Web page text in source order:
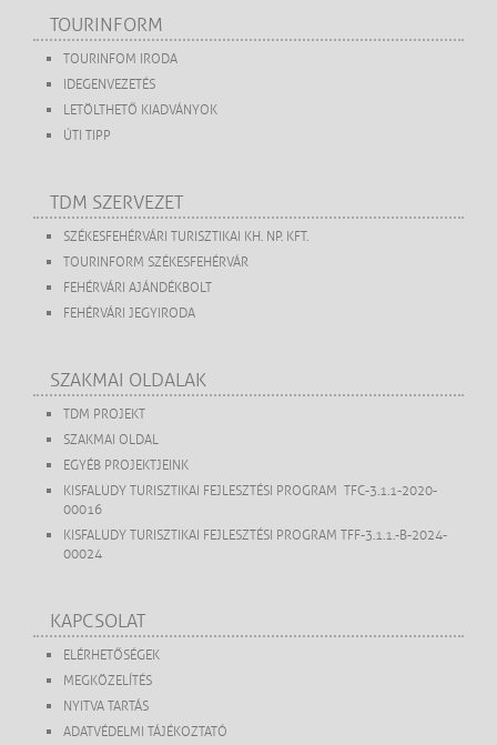
TOURINFORM
TOURINFOM IRODA
IDEGENVEZETÉS
LETÖLTHETŐ KIADVÁNYOK
ÚTI TIPP
TDM SZERVEZET
SZÉKESFEHÉRVÁRI TURISZTIKAI KH. NP. KFT.
TOURINFORM SZÉKESFEHÉRVÁR
FEHÉRVÁRI AJÁNDÉKBOLT
FEHÉRVÁRI JEGYIRODA
SZAKMAI OLDALAK
TDM PROJEKT
SZAKMAI OLDAL
EGYÉB PROJEKTJEINK
KISFALUDY TURISZTIKAI FEJLESZTÉSI PROGRAM TFC-3.1.1-2020-
00016
KISFALUDY TURISZTIKAI FEJLESZTÉSI PROGRAM TFF-3.1.1.-B-2024-
00024
KAPCSOLAT
ELÉRHETŐSÉGEK
MEGKÖZELÍTÉS
NYITVA TARTÁS
ADATVÉDELMI TÁJÉKOZTATÓ